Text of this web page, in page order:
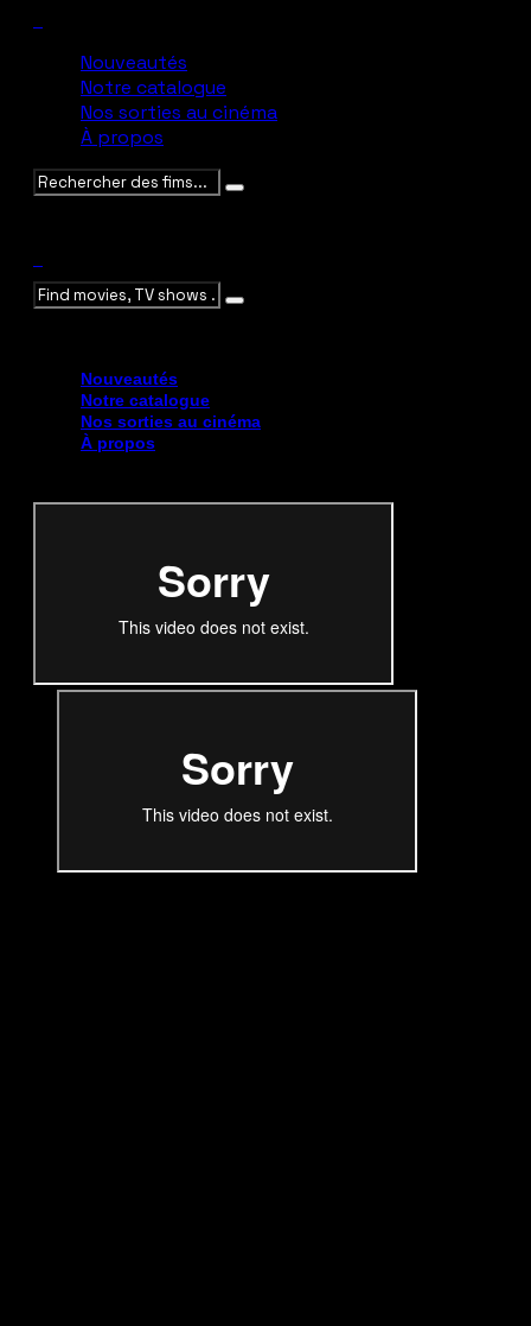
Nouveautés
Notre catalogue
Nos sorties au cinéma
À propos
Nouveautés
Notre catalogue
Nos sorties au cinéma
À propos